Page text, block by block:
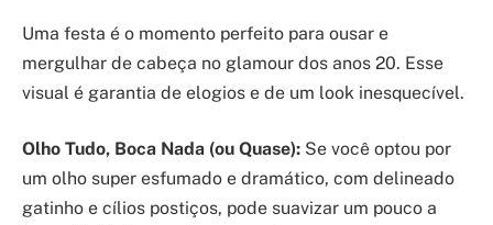
Uma festa é o momento perfeito para ousar e
mergulhar de cabeça no glamour dos anos 20. Esse
visual é garantia de elogios e de um look inesquecível.
Olho Tudo, Boca Nada (ou Quase): Se você optou por
um olho super esfumado e dramático, com delineado
gatinho e cílios postiços, pode suavizar um pouco a